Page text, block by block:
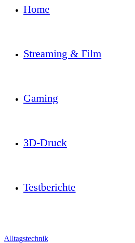
Home
Streaming & Film
Gaming
3D-Druck
Testberichte
Alltagstechnik